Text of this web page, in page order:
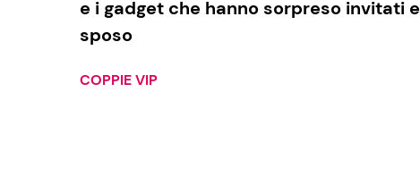
e i gadget che hanno sorpreso invitati e
sposo
COPPIE VIP